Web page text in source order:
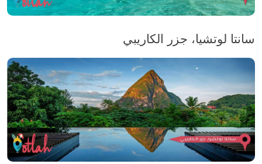
سانتا لوتشيا، جزر الكاريبي